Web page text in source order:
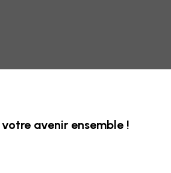
avenir ensemble !